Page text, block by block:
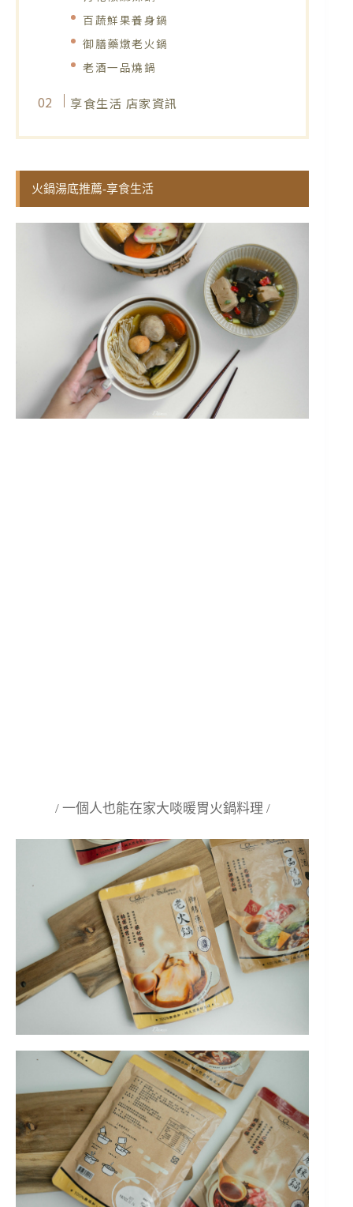
百蔬鮮果養身鍋
御膳藥燉老火鍋
老酒一品燒鍋
享食生活 店家資訊
火鍋湯底推薦-享食生活
/ 一個人也能在家大啖暖胃火鍋料理 /